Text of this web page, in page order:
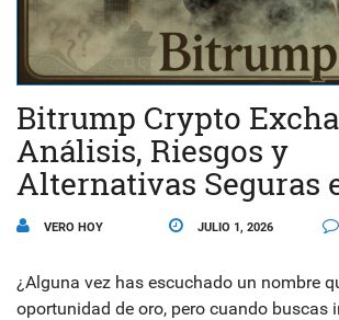
Bitrump Crypto
Análisis, Riesgos y
Alternativas Seguras
VERO HOY JULIO 1, 2026
¿Alguna vez has escuchado un nombre
oportunidad de oro, pero cuando buscas